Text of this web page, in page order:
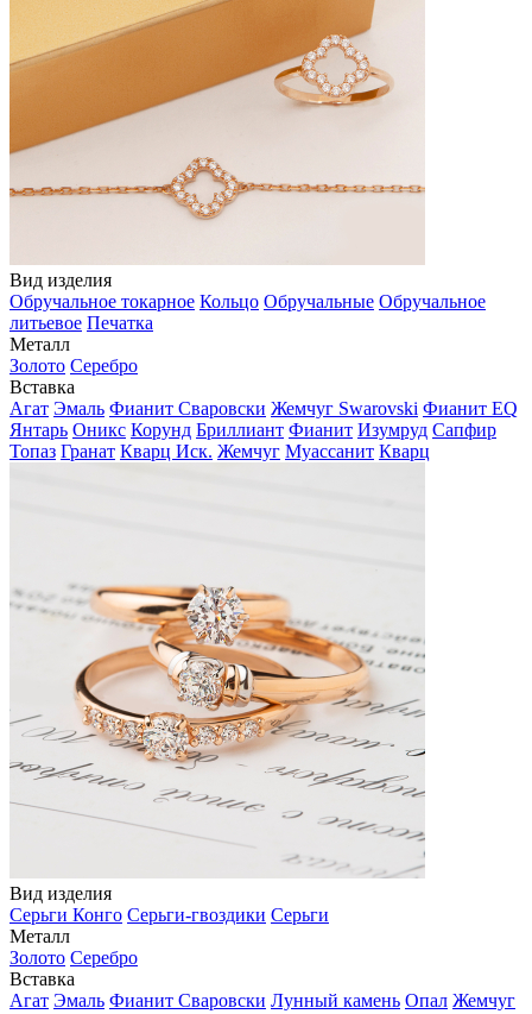
Вид изделия
Обручальное токарное Кольцо Обручальные Обручальное
литьевое Печатка
Металл
Золото Серебро
Вставка
Агат Эмаль Фианит Сваровски Жемчуг Swarovski Фианит EQ
Янтарь Оникс Корунд Бриллиант Фианит Изумруд Сапфир
Топаз Гранат Кварц Иск. Жемчуг Муассанит Кварц
Вид изделия
Серьги Конго Серьги-гвоздики Серьги
Металл
Золото Серебро
Вставка
Агат Эмаль Фианит Сваровски Лунный камень Опал Жемчуг